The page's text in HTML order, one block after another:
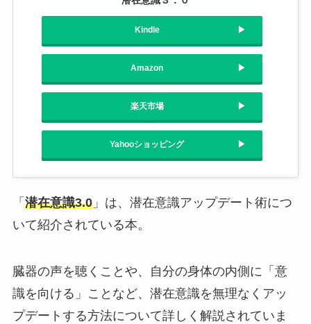
Kindle
Amazon
楽天市場
Yahooショッピング
「 潜在意識3.0」は、潜在意識アップデート術につ
いて紹介されている本。
臓器の声を聴くことや、自分の身体の内側に「意
識を向ける」ことなど、潜在意識を無理なくアッ
プデートする方法について詳しく解説されていま